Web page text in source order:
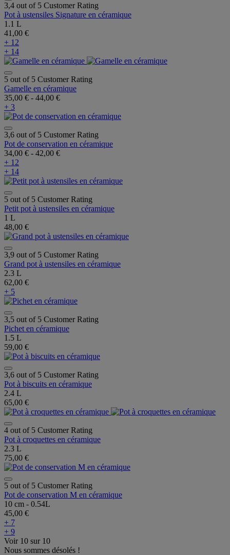
3,4 out of 5 Customer Rating
Pot à ustensiles Signature en céramique
1.1 L
41,00 €
+ 12
+ 14
5 out of 5 Customer Rating
Gamelle en céramique
35,00 € - 44,00 €
+ 3
3,6 out of 5 Customer Rating
Pot de conservation en céramique
34,00 € - 42,00 €
+ 12
+ 14
5 out of 5 Customer Rating
Petit pot à ustensiles en céramique
1 L
48,00 €
3,9 out of 5 Customer Rating
Grand pot à ustensiles en céramique
2.3 L
62,00 €
+ 5
3,5 out of 5 Customer Rating
Pichet en céramique
1.5 L
59,00 €
3,6 out of 5 Customer Rating
Pot à biscuits en céramique
2.4 L
65,00 €
4 out of 5 Customer Rating
Pot à croquettes en céramique
2.3 L
75,00 €
5 out of 5 Customer Rating
Pot de conservation M en céramique
10 cm - 0.54L
45,00 €
+ 7
+ 9
Voir 10 sur 10
Nous sommes désolés !